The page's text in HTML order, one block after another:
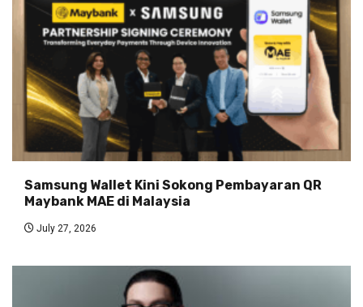
Samsung Wallet Kini Sokong Pembayaran QR
Maybank MAE di Malaysia
July 27, 2026